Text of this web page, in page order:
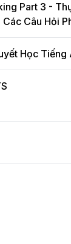
Part 3 -
Các Câu Hỏi
Học Tiếng